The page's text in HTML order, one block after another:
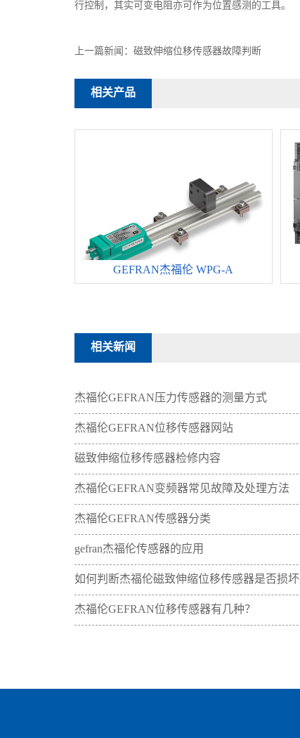
行控制，其实可变电阻亦可作为位置感测的工具。
上一篇新闻： 磁致伸缩位移传感器故障判断
相关产品
GEFRAN杰福伦 WPG-A
相关新闻
杰福伦GEFRAN压力传感器的测量方式
杰福伦GEFRAN位移传感器网站
磁致伸缩位移传感器检修内容
杰福伦GEFRAN变频器常见故障及处理方法
杰福伦GEFRAN传感器分类
gefran杰福伦传感器的应用
如何判断杰福伦磁致伸缩位移传感器是否损坏
杰福伦GEFRAN位移传感器有几种？